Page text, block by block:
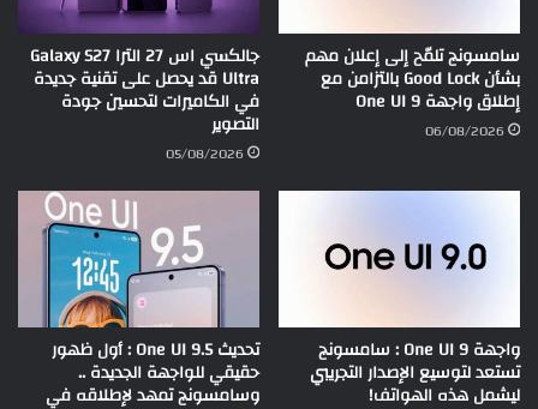
سامسونج تلمّح إلى إعلان مهم
بشأن Good Lock بالتزامن مع
إطلاق واجهة One UI 9
06/08/2026
جالكسي اس 27 الترا Galaxy S27
Ultra قد يحصل على تقنية جديدة
في الكاميرات لتحسين جودة
التصوير
05/08/2026
واجهة One UI 9 : سامسونج
تستعد لتوسيع الإصدار التجريبي
ليشمل هذه الهواتف!
تحديث One UI 9.5 : أول ظهور
حقيقي للواجهة الجديدة ..
وسامسونج تمهد لإطلاقه في